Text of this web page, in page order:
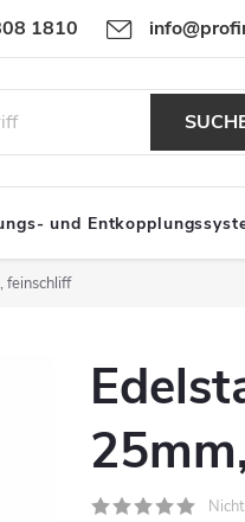
1810
und
feinschliff